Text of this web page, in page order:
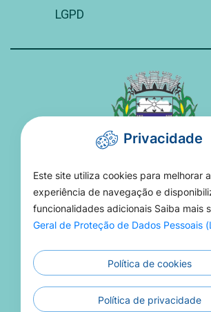
LGPD
PREFEITURA DE
Rua 15 De Novembro, 16 - Setor
(66) 3406-1021
Atendimento De Segunda A
Privacidade
Este site utiliza cookies para melhorar a
experiência de navegação e
funcionalidades adicionais Saiba mais
Geral de Proteção de Dados Pessoais
Política de cookies
Política de privacidade